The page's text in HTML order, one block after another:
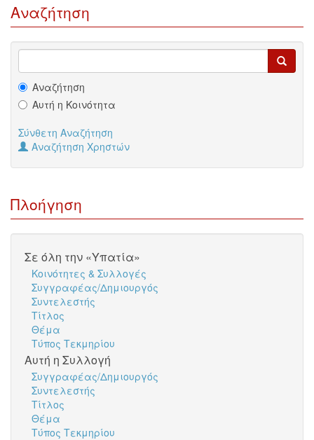
Αναζήτηση
Αναζήτηση
Αυτή η Κοινότητα
Σύνθετη Αναζήτηση
Αναζήτηση Χρηστών
Πλοήγηση
Σε όλη την «Υπατία»
Κοινότητες & Συλλογές
Συγγραφέας/Δημιουργός
Συντελεστής
Τίτλος
Θέμα
Τύπος Τεκμηρίου
Αυτή η Συλλογή
Συγγραφέας/Δημιουργός
Συντελεστής
Τίτλος
Θέμα
Τύπος Τεκμηρίου